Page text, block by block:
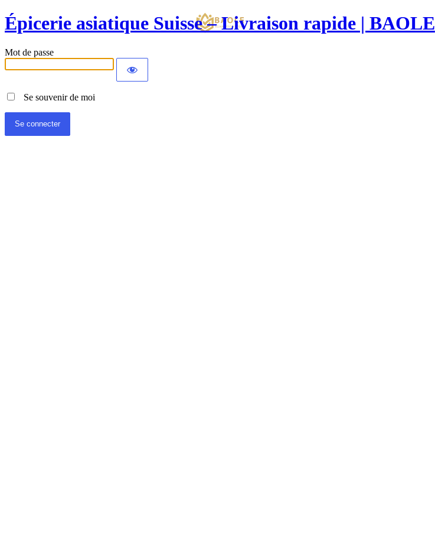
Épicerie asiatique Suisse – Livraison rapide | BAOLE
Mot de passe
Se souvenir de moi